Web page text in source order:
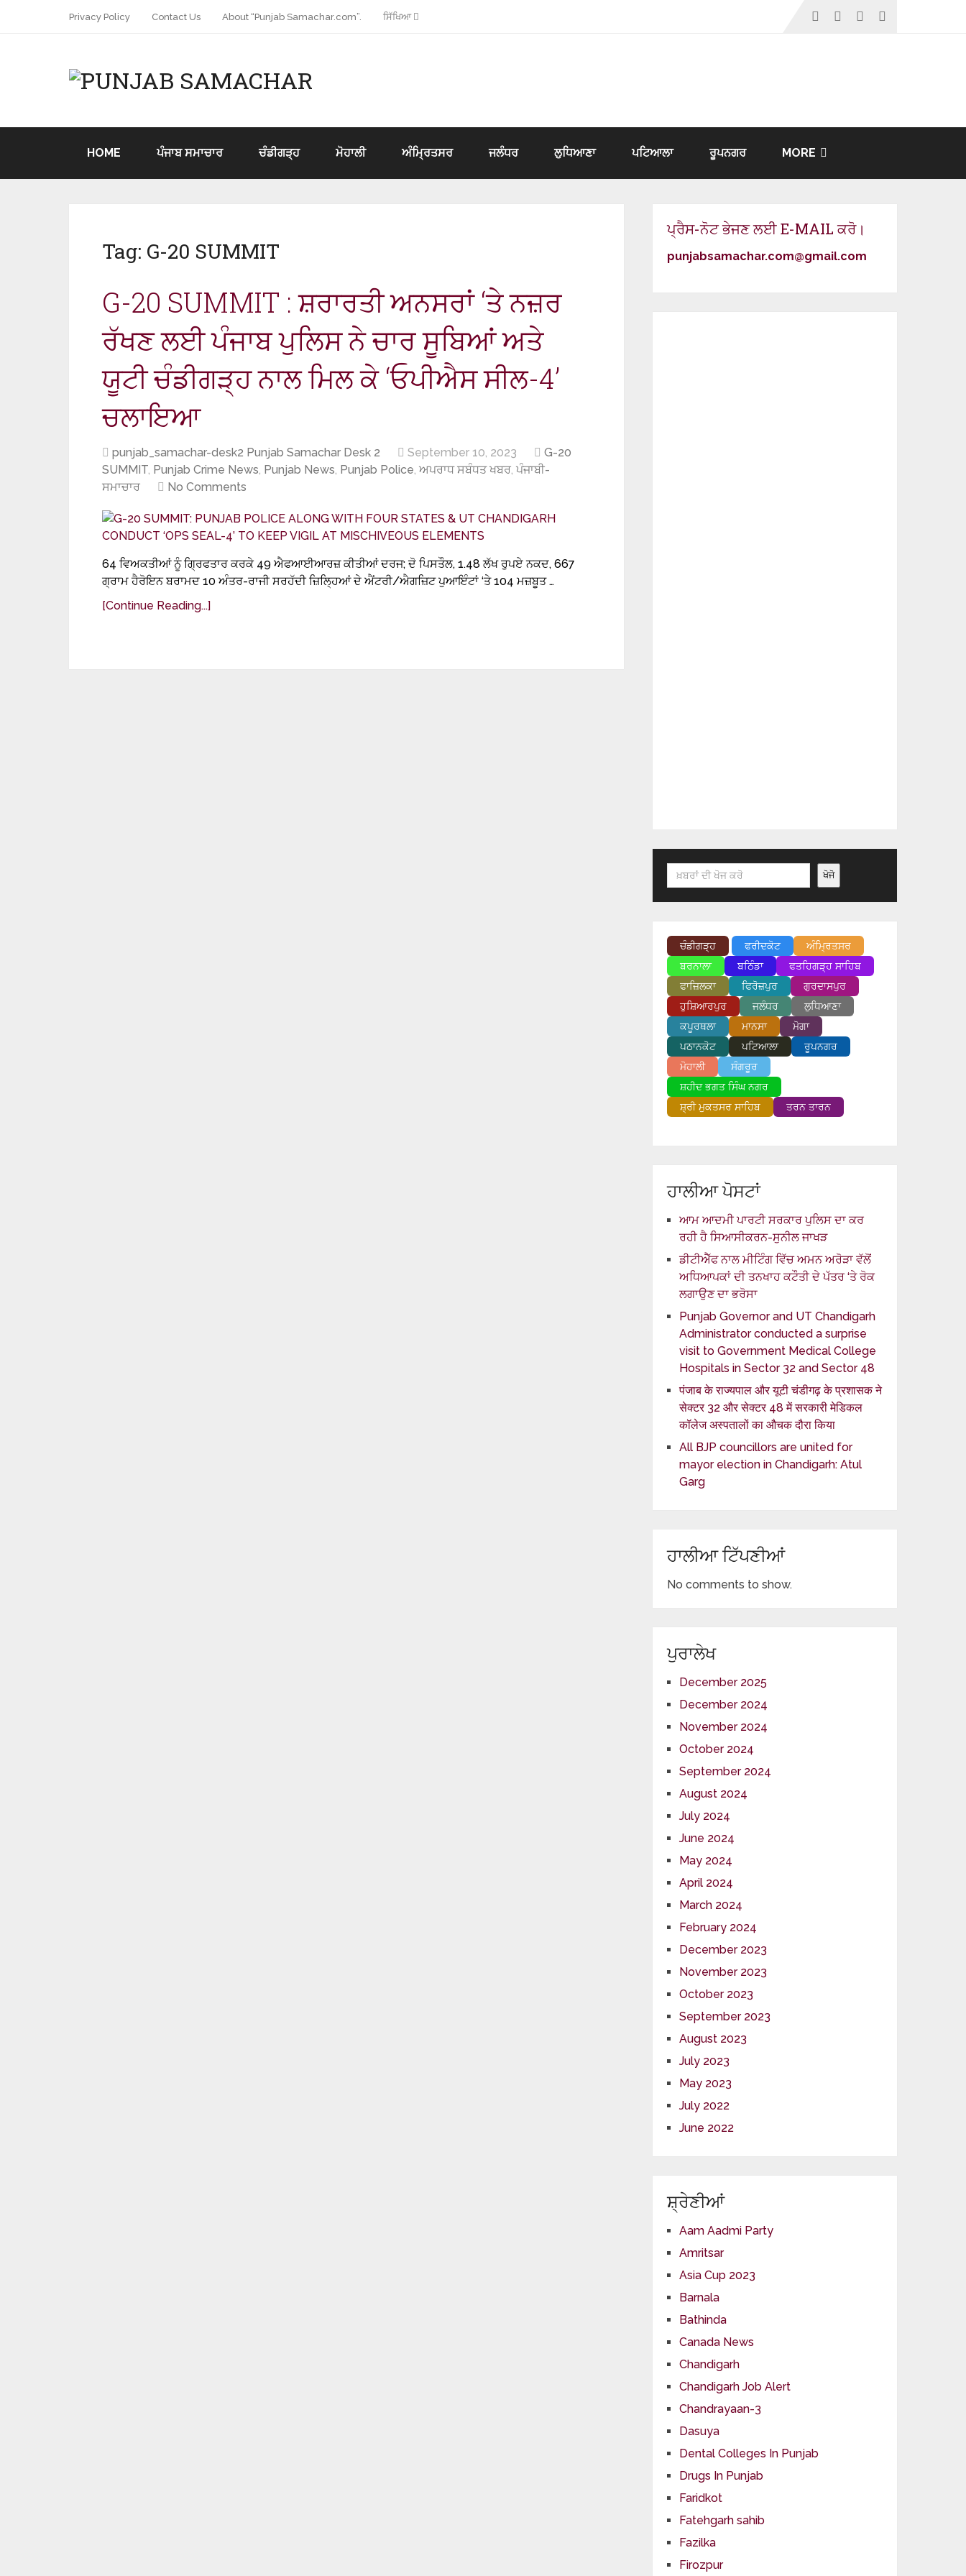
Privacy Policy Contact Us About “Punjab Samachar.com”. ਸਿੱਖਿਆ
HOME ਪੰਜਾਬ ਸਮਾਚਾਰ ਚੰਡੀਗੜ੍ਹ ਮੋਹਾਲੀ ਅੰਮ੍ਰਿਤਸਰ ਜਲੰਧਰ ਲੁਧਿਆਣਾ ਪਟਿਆਲਾ ਰੂਪਨਗਰ MORE
Tag: G-20 SUMMIT
G-20 SUMMIT : ਸ਼ਰਾਰਤੀ ਅਨਸਰਾਂ ‘ਤੇ ਨਜ਼ਰ
ਰੱਖਣ ਲਈ ਪੰਜਾਬ ਪੁਲਿਸ ਨੇ ਚਾਰ ਸੂਬਿਆਂ ਅਤੇ
ਯੂਟੀ ਚੰਡੀਗੜ੍ਹ ਨਾਲ ਮਿਲ ਕੇ ‘ਓਪੀਐਸ ਸੀਲ-4’
ਚਲਾਇਆ
punjab_samachar-desk2 Punjab Samachar Desk 2 September 10, 2023
G-20
SUMMIT, Punjab Crime News, Punjab News, Punjab Police, ਅਪਰਾਧ ਸਬੰਧਤ ਖਬਰ, ਪੰਜਾਬੀ-
ਸਮਾਚਾਰ
No Comments
64 ਵਿਅਕਤੀਆਂ ਨੂੰ ਗ੍ਰਿਫਤਾਰ ਕਰਕੇ 49 ਐਫਆਈਆਰਜ਼ ਕੀਤੀਆਂ ਦਰਜ; ਦੋ ਪਿਸਤੌਲ, 1.48 ਲੱਖ ਰੁਪਏ ਨਕਦ, 667
ਗ੍ਰਾਮ ਹੈਰੋਇਨ ਬਰਾਮਦ 10 ਅੰਤਰ-ਰਾਜੀ ਸਰਹੱਦੀ ਜ਼ਿਲ੍ਹਿਆਂ ਦੇ ਐਂਟਰੀ/ਐਗਜ਼ਿਟ ਪੁਆਇੰਟਾਂ ‘ਤੇ 104 ਮਜ਼ਬੂਤ …
[Continue Reading...]
ਪ੍ਰੈਸ-ਨੋਟ ਭੇਜਣ ਲਈ E-MAIL ਕਰੋ।
punjabsamachar.com@gmail.com
Search ਖੋਜੋ
ਚੰਡੀਗੜ੍ਹ ਫਰੀਦਕੋਟ
ਅੰਮ੍ਰਿਤਸਰ
ਬਰਨਾਲਾ
ਬਠਿੰਡਾ
ਫਤਹਿਗੜ੍ਹ ਸਾਹਿਬ
ਫਾਜ਼ਿਲਕਾ
ਫਿਰੋਜ਼ਪੁਰ
ਗੁਰਦਾਸਪੁਰ
ਹੁਸ਼ਿਆਰਪੁਰ
ਜਲੰਧਰ
ਲੁਧਿਆਣਾ
ਕਪੂਰਥਲਾ
ਮਾਨਸਾ
ਮੋਗਾ
ਪਠਾਨਕੋਟ
ਪਟਿਆਲਾ
ਰੂਪਨਗਰ
ਮੋਹਾਲੀ
ਸੰਗਰੂਰ
ਸ਼ਹੀਦ ਭਗਤ ਸਿੰਘ ਨਗਰ
ਸ਼੍ਰੀ ਮੁਕਤਸਰ ਸਾਹਿਬ
ਤਰਨ ਤਾਰਨ
ਹਾਲੀਆ ਪੋਸਟਾਂ
ਆਮ ਆਦਮੀ ਪਾਰਟੀ ਸਰਕਾਰ ਪੁਲਿਸ ਦਾ ਕਰ
ਰਹੀ ਹੈ ਸਿਆਸੀਕਰਨ-ਸੁਨੀਲ ਜਾਖੜ
ਡੀਟੀਐੱਫ ਨਾਲ ਮੀਟਿੰਗ ਵਿੱਚ ਅਮਨ ਅਰੋੜਾ ਵੱਲੋਂ
ਅਧਿਆਪਕਾਂ ਦੀ ਤਨਖਾਹ ਕਟੌਤੀ ਦੇ ਪੱਤਰ ‘ਤੇ ਰੋਕ
ਲਗਾਉਣ ਦਾ ਭਰੋਸਾ
Punjab Governor and UT Chandigarh
Administrator conducted a surprise
visit to Government Medical College
Hospitals in Sector 32 and Sector 48
पंजाब के राज्यपाल और यूटी चंडीगढ़ के प्रशासक ने
सेक्टर 32 और सेक्टर 48 में सरकारी मेडिकल
कॉलेज अस्पतालों का औचक दौरा किया
All BJP councillors are united for
mayor election in Chandigarh: Atul
Garg
ਹਾਲੀਆ ਟਿੱਪਣੀਆਂ
No comments to show.
ਪੁਰਾਲੇਖ
December 2025
December 2024
November 2024
October 2024
September 2024
August 2024
July 2024
June 2024
May 2024
April 2024
March 2024
February 2024
December 2023
November 2023
October 2023
September 2023
August 2023
July 2023
May 2023
July 2022
June 2022
ਸ਼੍ਰੇਣੀਆਂ
Aam Aadmi Party
Amritsar
Asia Cup 2023
Barnala
Bathinda
Canada News
Chandigarh
Chandigarh Job Alert
Chandrayaan-3
Dasuya
Dental Colleges In Punjab
Drugs In Punjab
Faridkot
Fatehgarh sahib
Fazilka
Firozpur